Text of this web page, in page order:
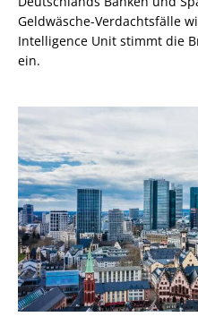
Geldwäsche-Verdachtsfälle
Intelligence Unit stimmt die
ein.